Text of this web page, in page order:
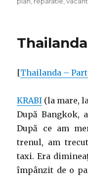
[Thailanda –
KRABI (la mare,
După Bangkok,
După ce am
trenul, am
taxi. Era
împânzit de o